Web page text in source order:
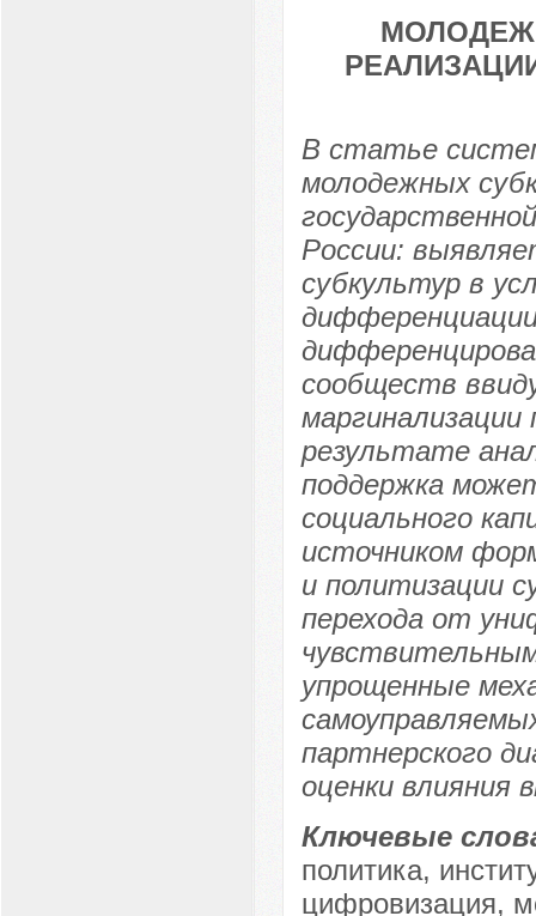
В статье
молодежных
России:
субкультур в
сообществ
результате
поддержка
социального
источником
и политизации
перехода от
упрощенные
партнерского
оценки влияния
Ключевые
политика,
цифровизация,